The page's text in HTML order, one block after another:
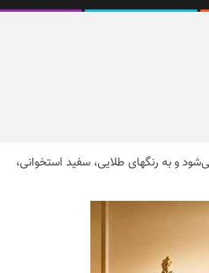
و به رنگهای طلایی، سفید استخوانی،